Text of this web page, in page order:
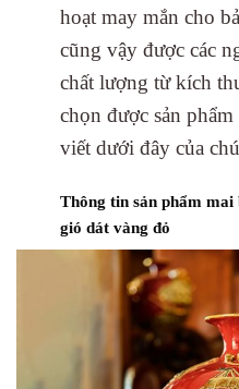
hoạt may mắn cho
cũng vậy được các
chất lượng từ kích
chọn được sản
viết dưới đây của
Thông tin sản phẩm
gió dát vàng đỏ